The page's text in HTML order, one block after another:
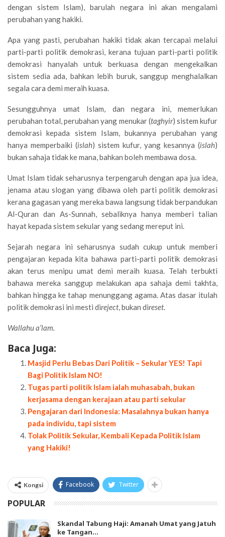
dengan sistem Islam), barulah negara ini akan mengalami
perubahan yang hakiki.
Apa yang pasti, perubahan hakiki tidak akan tercapai melalui
parti-parti politik demokrasi, kerana tujuan parti-parti politik
demokrasi hanyalah untuk berkuasa dengan mengekalkan
sistem sedia ada, bahkan lebih buruk, sanggup menghalalkan
segala cara demi meraih kuasa.
Sesungguhnya umat Islam, dan negara ini, memerlukan
perubahan total, perubahan yang menukar (taghyir) sistem kufur
demokrasi kepada sistem Islam, bukannya perubahan yang
hanya memperbaiki (islah) sistem kufur, yang kesannya (islah)
bukan sahaja tidak ke mana, bahkan boleh membawa dosa.
Umat Islam tidak seharusnya terpengaruh dengan apa jua idea,
jenama atau slogan yang dibawa oleh parti politik demokrasi
kerana gagasan yang mereka bawa langsung tidak berpandukan
Al-Quran dan As-Sunnah, sebaliknya hanya memberi talian
hayat kepada sistem sekular yang sedang mereput ini.
Sejarah negara ini seharusnya sudah cukup untuk memberi
pengajaran kepada kita bahawa parti-parti politik demokrasi
akan terus menipu umat demi meraih kuasa. Telah terbukti
bahawa mereka sanggup melakukan apa sahaja demi takhta,
bahkan hingga ke tahap menunggang agama. Atas dasar itulah
politik demokrasi ini mesti direject, bukan direset.
Wallahu a’lam.
Baca Juga:
Masjid Perlu Bebas Dari Politik – Sekular YES! Tapi
Bagi Politik Islam NO!
Tugas parti politik Islam ialah muhasabah, bukan
kerjasama dengan kerajaan atau parti sekular
Pengajaran dari Indonesia: Masalahnya bukan hanya
pada individu, tapi sistem
Tolak Politik Sekular, Kembali Kepada Politik Islam
yang Hakiki!
Kongsi Facebook Twitter
POPULAR
Skandal Tabung Haji: Amanah Umat yang Jatuh
ke Tangan…